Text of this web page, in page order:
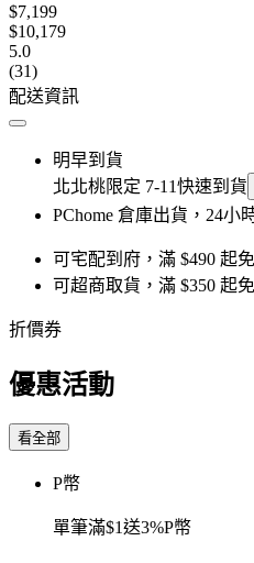
$7,199
$10,179
5.0
(31)
配送資訊
明早到貨
北北桃限定 7-11快速到貨
PChome 倉庫出貨，24小
可宅配到府，滿 $490 起
可超商取貨，滿 $350 起
折價券
優惠活動
看全部
P幣
單筆滿$1送3%P幣